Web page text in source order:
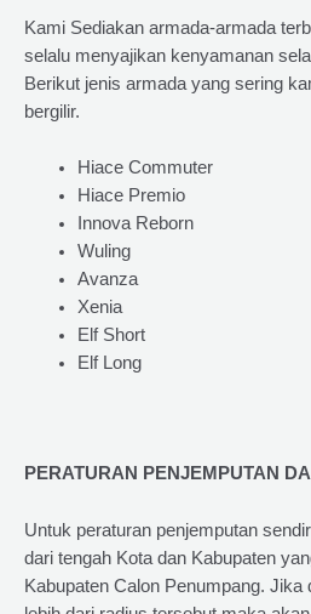
Kami Sediakan armada-armada
selalu menyajikan kenyamanan
Berikut jenis armada yang sering
bergilir.
Hiace Commuter
Hiace Premio
Innova Reborn
Wuling
Avanza
Xenia
Elf Short
Elf Long
PERATURAN PENJEMPUTAN
Untuk peraturan penjemputan
dari tengah Kota dan Kabupaten
Kabupaten Calon Penumpang.